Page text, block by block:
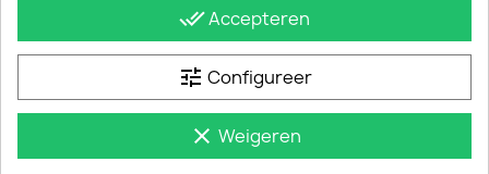
done_allAccepteren
tune Configureer
clear Weigeren